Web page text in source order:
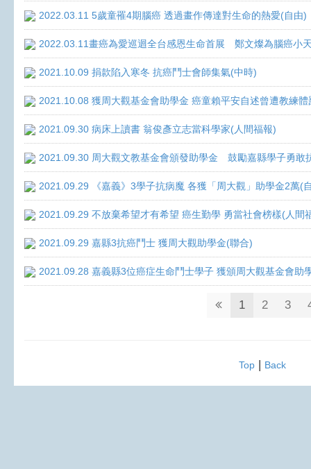
2022.03.11 5歲童罹4期腦癌 透過畫作傳達對生命的熱愛(自由)
2022.03.11畫癌為愛巡迴全台感恩生命首展 鄭文燦為腦癌小
2021.10.09 捐款陷入寒冬 抗癌鬥士會師集氣(中時)
2021.10.08 獲周大觀基金會助學金 癌童賴平安自述曾遭教練體
2021.09.30 病床上讀書 翁俊彥立志當科學家(人間福報)
2021.09.30 周大觀文教基金會頒發助學金 鼓勵嘉縣學子勇敢
2021.09.29 《嘉義》3學子抗病魔 各獲「周大觀」助學金2萬(
2021.09.29 不放棄希望才有希望 癌生勤學 勇當社會榜樣(人間
2021.09.29 嘉縣3抗癌鬥士 獲周大觀助學金(聯合)
2021.09.28 嘉義縣3位癌症生命鬥士學子 獲頒周大觀基金會助
1 2 3
Top| Back